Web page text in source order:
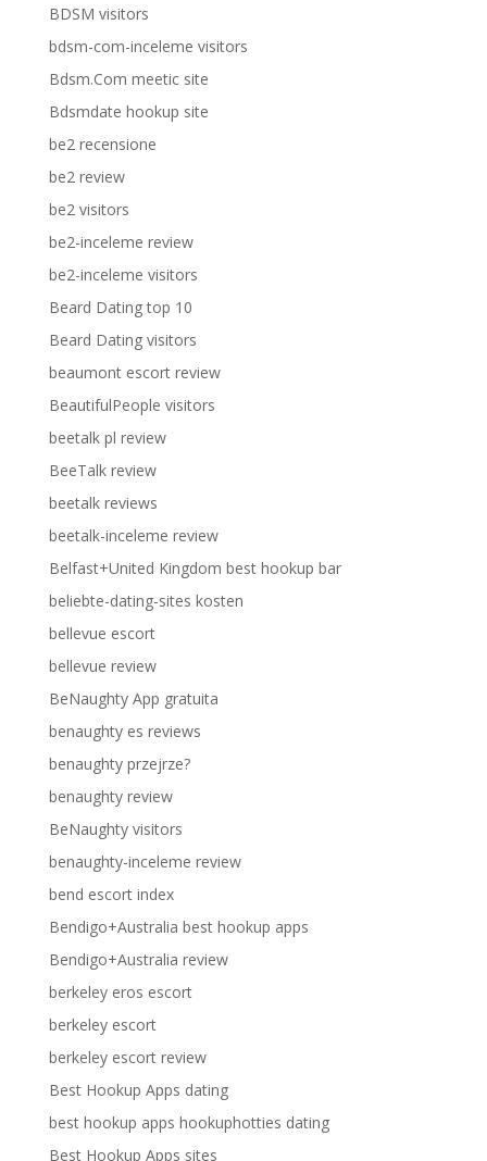
BDSM visitors
bdsm-com-inceleme visitors
Bdsm.Com meetic site
Bdsmdate hookup site
be2 recensione
be2 review
be2 visitors
be2-inceleme review
be2-inceleme visitors
Beard Dating top 10
Beard Dating visitors
beaumont escort review
BeautifulPeople visitors
beetalk pl review
BeeTalk review
beetalk reviews
beetalk-inceleme review
Belfast+United Kingdom best hookup bar
beliebte-dating-sites kosten
bellevue escort
bellevue review
BeNaughty App gratuita
benaughty es reviews
benaughty przejrze?
benaughty review
BeNaughty visitors
benaughty-inceleme review
bend escort index
Bendigo+Australia best hookup apps
Bendigo+Australia review
berkeley eros escort
berkeley escort
berkeley escort review
Best Hookup Apps dating
best hookup apps hookuphotties dating
Best Hookup Apps sites